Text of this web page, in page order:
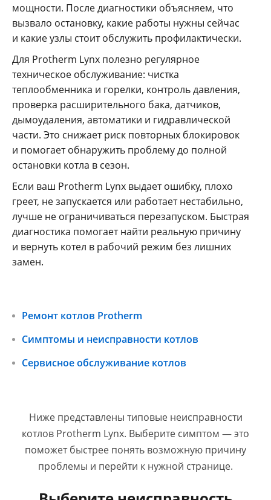
мощности. После диагностики объясняем, что
вызвало остановку, какие работы нужны сейчас
и какие узлы стоит обслужить профилактически.
Для Protherm Lynx полезно регулярное
техническое обслуживание: чистка
теплообменника и горелки, контроль давления,
проверка расширительного бака, датчиков,
дымоудаления, автоматики и гидравлической
части. Это снижает риск повторных блокировок
и помогает обнаружить проблему до полной
остановки котла в сезон.
Если ваш Protherm Lynx выдает ошибку, плохо
греет, не запускается или работает нестабильно,
лучше не ограничиваться перезапуском. Быстрая
диагностика помогает найти реальную причину
и вернуть котел в рабочий режим без лишних
замен.
Ремонт котлов Protherm
Симптомы и неисправности котлов
Сервисное обслуживание котлов
Ниже представлены типовые неисправности
котлов Protherm Lynx. Выберите симптом — это
поможет быстрее понять возможную причину
проблемы и перейти к нужной странице.